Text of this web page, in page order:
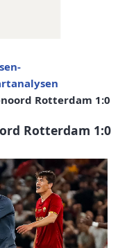
Rotterdam 1:0
Rotterdam 1:0